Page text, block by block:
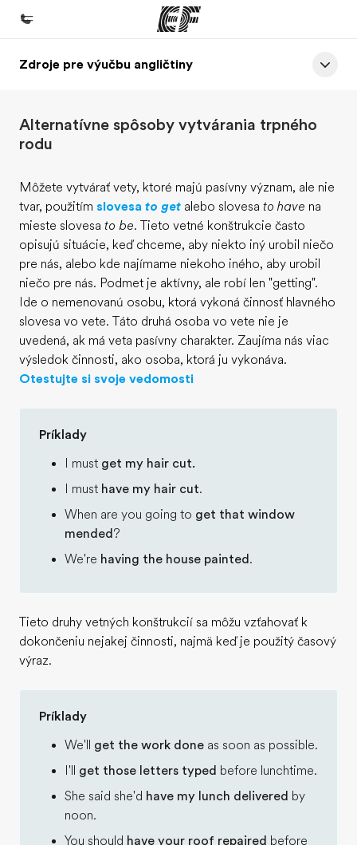
Domov
EF programy
EF Kancelárie
Nájsť kanceláriu vo vašej blízkosti
O nás
Kto sme
Kariéra v EF
Staňte sa súčasťou tímu
Zdroje pre výučbu angličtiny
Alternatívne spôsoby vytvárania trpného
rodu
Môžete vytvárať vety, ktoré majú pasívny význam, ale nie
tvar, použitím slovesa to get alebo slovesa to have na
mieste slovesa to be. Tieto vetné konštrukcie často
opisujú situácie, keď chceme, aby niekto iný urobil niečo
pre nás, alebo kde najímame niekoho iného, aby urobil
niečo pre nás. Podmet je aktívny, ale robí len "getting".
Ide o nemenovanú osobu, ktorá vykoná činnosť hlavného
slovesa vo vete. Táto druhá osoba vo vete nie je
uvedená, ak má veta pasívny charakter. Zaujíma nás viac
výsledok činnosti, ako osoba, ktorá ju vykonáva.
Otestujte si svoje vedomosti
Príklady
I must get my hair cut.
I must have my hair cut.
When are you going to get that window
mended ?
We're having the house painted .
Tieto druhy vetných konštrukcií sa môžu vzťahovať k
dokončeniu nejakej činnosti, najmä keď je použitý časový
výraz.
Príklady
We'll get the work done as soon as possible.
I'll get those letters typed before lunchtime.
She said she'd have my lunch delivered by
noon.
You should have your roof repaired before